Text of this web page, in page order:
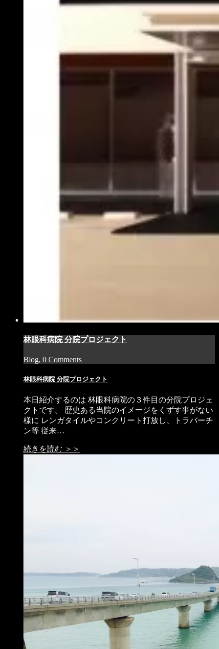
林眼科病院 分院プロジェクト
Blog, 0 Comments
林眼科病院 分院プロジェクト
本日紹介するのは 林眼科病院の３件目の分院プロジェ
クトです。 歴史ある当院のイメージをくずす事がない
様に レンガタイルやコンクリート打放し、トラバーチ
ン等 従来…
続きを読む ＞＞